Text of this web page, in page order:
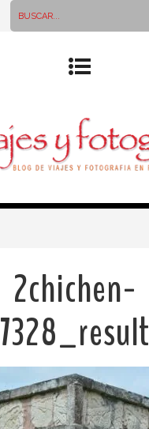
2chichen-
7328_result